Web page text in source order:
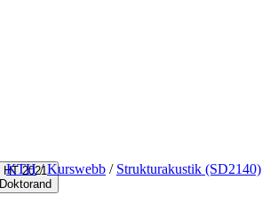
HT 2021
Doktorand
KTH / Kurswebb / Strukturakustik (SD2140)